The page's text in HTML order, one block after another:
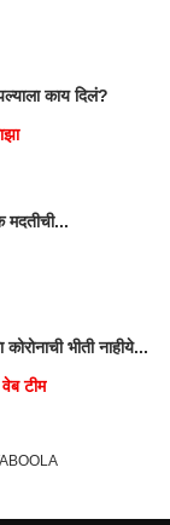
काय दिलं?
भीती नाहीये...
वेब टीम